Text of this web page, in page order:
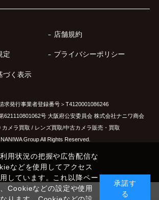
店舗規約
定 プライバシーポリシー
づく表示
求発行事業者登録番号＞T4120001086246
621110801062号 大阪府公安委員会 株式会社ナニワ商会
メラ買取 / レンズ買取/中古カメラ販売・買取
NANIWA Group All Rights Reserved.
用状況の把握や広告配信な
などを使用してアクセス
しています。これ以降ペー
Cookieなどの設定や使用
承諾す
る